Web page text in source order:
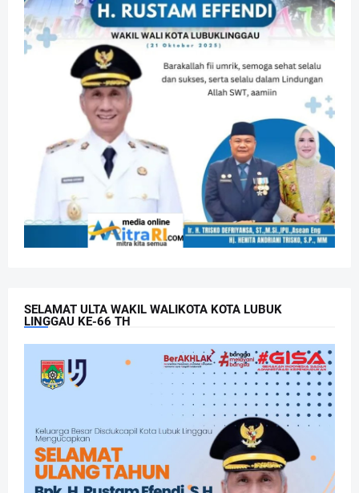
SELAMAT ULTA WAKIL WALIKOTA KOTA LUBUK
LINGGAU KE-66 TH